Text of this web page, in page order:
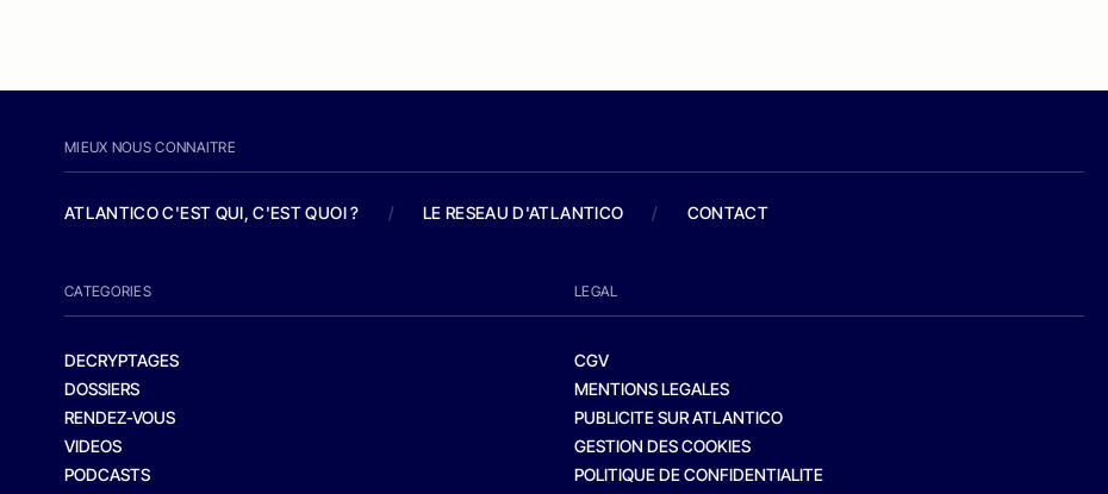
MIEUX NOUS CONNAITRE
ATLANTICO C'EST QUI, C'EST QUOI ? / LE RESEAU D'ATLANTICO / CONTACT
CATEGORIES
DECRYPTAGES
DOSSIERS
RENDEZ-VOUS
VIDEOS
PODCASTS
LEGAL
CGV
MENTIONS LEGALES
PUBLICITE SUR ATLANTICO
GESTION DES COOKIES
POLITIQUE DE CONFIDENTIALITE